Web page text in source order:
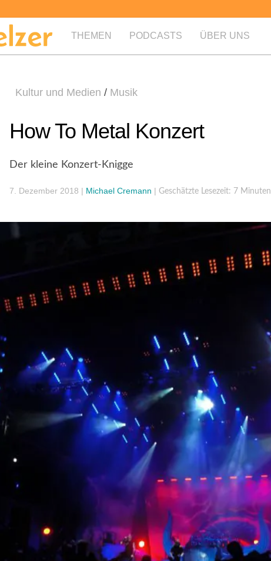
THEMEN PODCASTS ÜBER UNS
Kultur und Medien / Musik
How To Metal Konzert
Der kleine Konzert-Knigge
7. Dezember 2018 | Michael Cremann | Geschätzte Lesezeit: 7 Minuten